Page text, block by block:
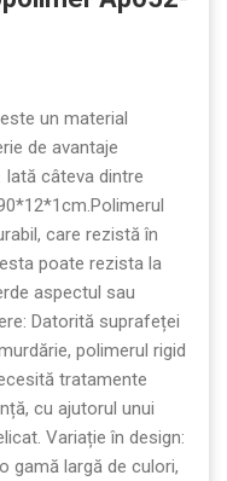
un material
de avantaje
câteva dintre
care rezistă în
poate rezista la
aspectul sau
Datorită suprafeței
polimerul rigid
tratamente
cu ajutorul unui
Variație în design:
gamă largă de culori,